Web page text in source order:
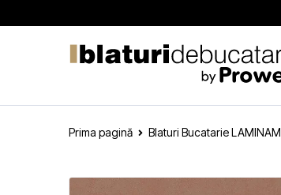
Prima pagină Blaturi Bucatarie LAMINAM